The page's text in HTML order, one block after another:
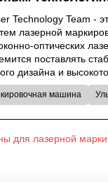
Technology Team -
лазерной
оптических
поставлять
дизайна и
машина
для лазерной